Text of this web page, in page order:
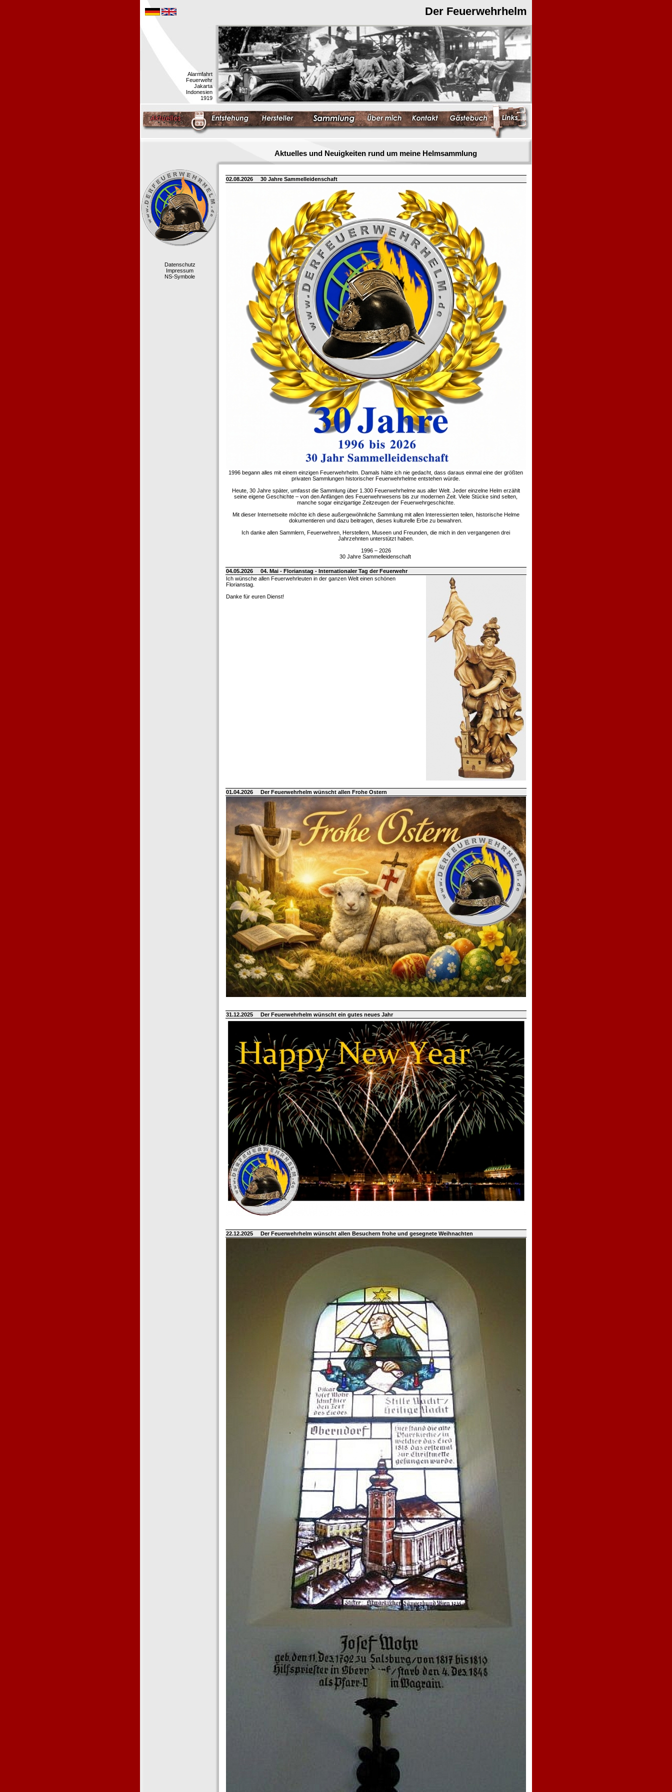
Der Feuerwehrhelm
Alarmfahrt
Feuerwehr
Jakarta
Indonesien
1919
Aktuelles und Neuigkeiten rund um meine Helmsammlung
Datenschutz
Impressum
NS-Symbole
02.08.2026 30 Jahre Sammelleidenschaft
1996 begann alles mit einem einzigen Feuerwehrhelm. Damals hätte ich nie gedacht, dass daraus einmal eine der größten
privaten Sammlungen historischer Feuerwehrhelme entstehen würde.
Heute, 30 Jahre später, umfasst die Sammlung über 1.300 Feuerwehrhelme aus aller Welt. Jeder einzelne Helm erzählt
seine eigene Geschichte – von den Anfängen des Feuerwehrwesens bis zur modernen Zeit. Viele Stücke sind selten,
manche sogar einzigartige Zeitzeugen der Feuerwehrgeschichte.
Mit dieser Internetseite möchte ich diese außergewöhnliche Sammlung mit allen Interessierten teilen, historische Helme
dokumentieren und dazu beitragen, dieses kulturelle Erbe zu bewahren.
Ich danke allen Sammlern, Feuerwehren, Herstellern, Museen und Freunden, die mich in den vergangenen drei
Jahrzehnten unterstützt haben.
1996 – 2026
30 Jahre Sammelleidenschaft
04.05.2026
04. Mai - Florianstag - Internationaler Tag der Feuerwehr
Ich wünsche allen Feuerwehrleuten in der ganzen Welt einen schönen
Florianstag.
Danke für euren Dienst!
01.04.2026 Der Feuerwehrhelm wünscht allen Frohe Ostern
31.12.2025 Der Feuerwehrhelm wünscht ein gutes neues Jahr
22.12.2025 Der Feuerwehrhelm wünscht allen Besuchern frohe und gesegnete Weihnachten